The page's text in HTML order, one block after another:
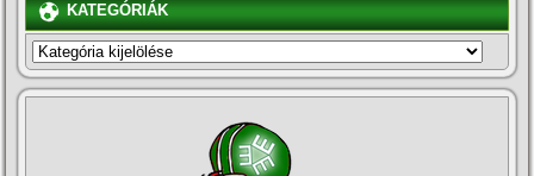
KATEGÓRIÁK
KATEGÓRIÁK